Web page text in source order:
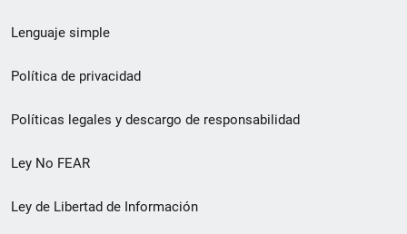
de
pie
de
página
Lenguaje simple
Política de privacidad
Políticas legales y descargo de responsabilidad
Ley No FEAR
Ley de Libertad de Información